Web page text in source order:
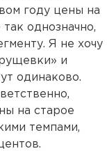
году цены на
однозначно,
Я не хочу
и
одинаково.
на старое
темпами,